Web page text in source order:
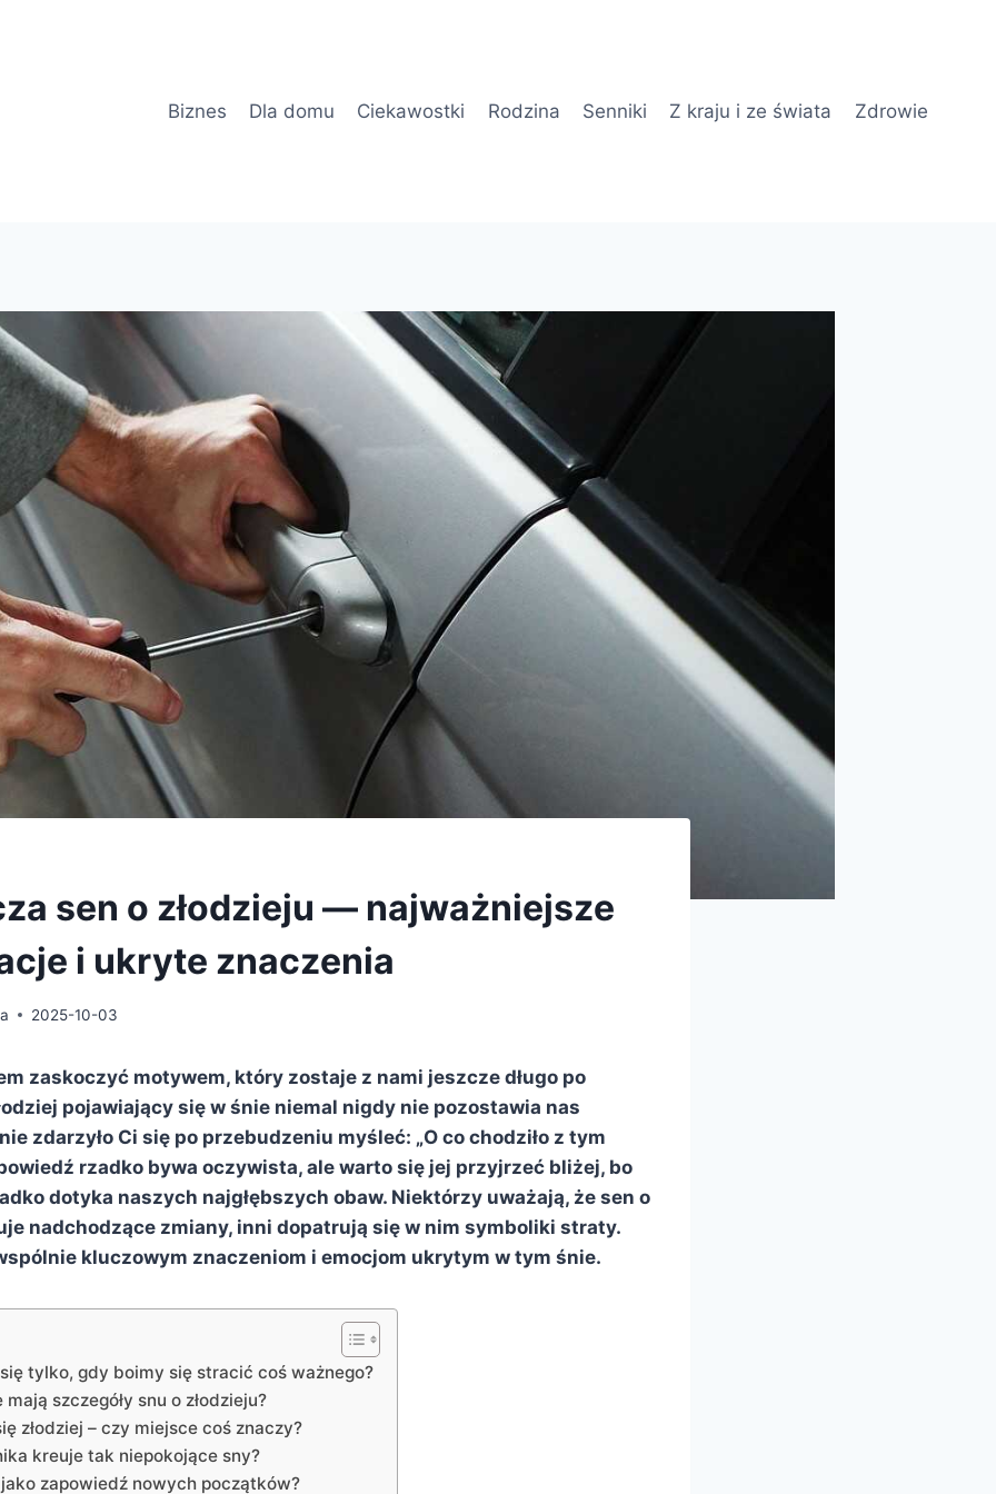
Biznes Dla domu Ciekawostki Rodzina Senniki Z kraju i ze świata Zdrowie
sen o złodzieju — najważniejsze
i ukryte znaczenia
2025-10-03
zaskoczyć motywem, który zostaje z nami jeszcze długo po
pojawiający się w śnie niemal nigdy nie pozostawia nas
zdarzyło Ci się po przebudzeniu myśleć: „O co chodziło z tym
rzadko bywa oczywista, ale warto się jej przyjrzeć bliżej, bo
dotyka naszych najgłębszych obaw. Niektórzy uważają, że sen o
nadchodzące zmiany, inni dopatrują się w nim symboliki straty.
kluczowym znaczeniom i emocjom ukrytym w tym śnie.
się tylko, gdy boimy się stracić coś ważnego?
szczegóły snu o złodzieju?
złodziej – czy miejsce coś znaczy?
kreuje tak niepokojące sny?
jako zapowiedź nowych początków?